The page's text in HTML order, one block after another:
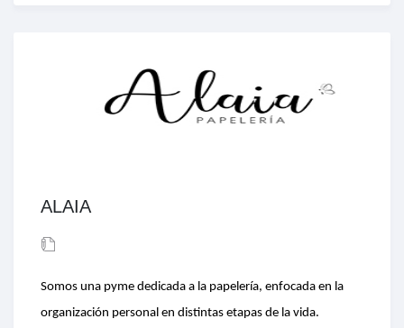
ALAIA
Somos una pyme dedicada a la papelería, enfocada en la
organización personal en distintas etapas de la vida.